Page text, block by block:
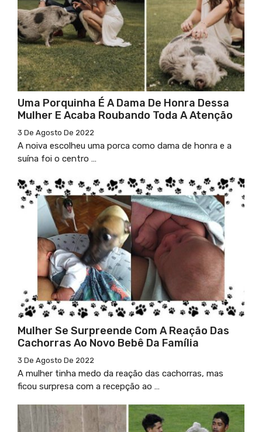
Uma Porquinha É A Dama De Honra Dessa
Mulher E Acaba Roubando Toda A Atenção
3 De Agosto De 2022
A noiva escolheu uma porca como dama de honra e a
suína foi o centro …
Mulher Se Surpreende Com A Reação Das
Cachorras Ao Novo Bebê Da Família
3 De Agosto De 2022
A mulher tinha medo da reação das cachorras, mas
ficou surpresa com a recepção ao …